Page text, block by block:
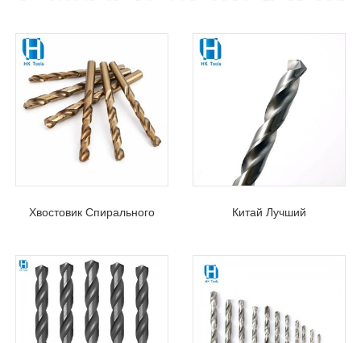
Хвостовик Спирального
Прямым Хвостовиком Для
Сверления Металла
Китай Лучший
Сверл HSS 6542 Cobalt,
Размеры Спецификации
1/16 ″ - 1 ″